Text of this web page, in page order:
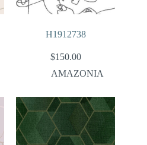
H1912738
$150.00
AMAZONIA